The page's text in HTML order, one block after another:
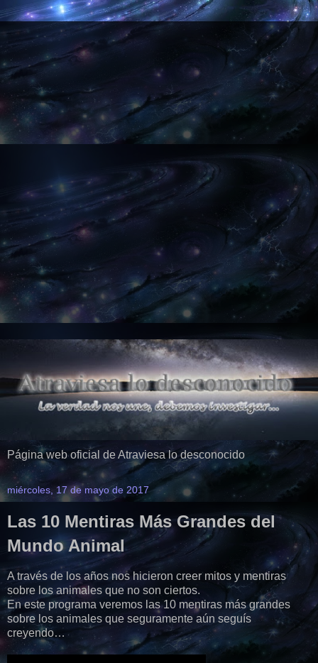
Página web oficial de Atraviesa lo desconocido
miércoles, 17 de mayo de 2017
Las 10 Mentiras Más Grandes del
Mundo Animal
A través de los años nos hicieron creer mitos y mentiras
sobre los animales que no son ciertos.
En este programa veremos las 10 mentiras más grandes
sobre los animales que seguramente aún seguís
creyendo…